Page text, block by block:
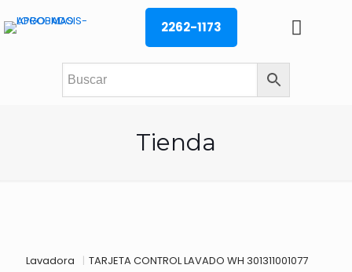
2262-1173
Tienda
Lavadora | TARJETA CONTROL LAVADO WH 301311001077